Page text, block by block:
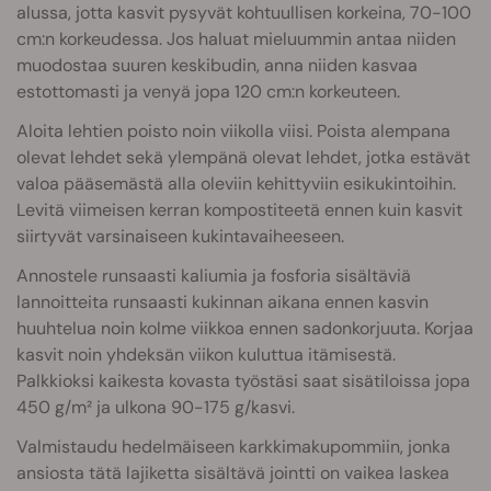
alussa, jotta kasvit pysyvät kohtuullisen korkeina, 70-100
cm:n korkeudessa. Jos haluat mieluummin antaa niiden
muodostaa suuren keskibudin, anna niiden kasvaa
estottomasti ja venyä jopa 120 cm:n korkeuteen.
Aloita lehtien poisto noin viikolla viisi. Poista alempana
olevat lehdet sekä ylempänä olevat lehdet, jotka estävät
valoa pääsemästä alla oleviin kehittyviin esikukintoihin.
Levitä viimeisen kerran kompostiteetä ennen kuin kasvit
siirtyvät varsinaiseen kukintavaiheeseen.
Annostele runsaasti kaliumia ja fosforia sisältäviä
lannoitteita runsaasti kukinnan aikana ennen kasvin
huuhtelua noin kolme viikkoa ennen sadonkorjuuta. Korjaa
kasvit noin yhdeksän viikon kuluttua itämisestä.
Palkkioksi kaikesta kovasta työstäsi saat sisätiloissa jopa
450 g/m² ja ulkona 90-175 g/kasvi.
Valmistaudu hedelmäiseen karkkimakupommiin, jonka
ansiosta tätä lajiketta sisältävä jointti on vaikea laskea